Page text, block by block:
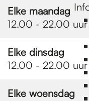
Elke maandag
12.00 - 22.00 uur
Elke dinsdag
12.00 - 22.00 uur
Elke woensdag